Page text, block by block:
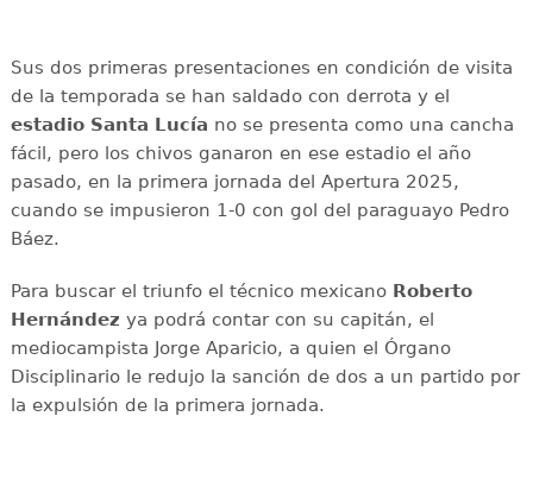
Sus dos primeras presentaciones en condición de visita
de la temporada se han saldado con derrota y el
estadio Santa Lucía no se presenta como una cancha
fácil, pero los chivos ganaron en ese estadio el año
pasado, en la primera jornada del Apertura 2025,
cuando se impusieron 1-0 con gol del paraguayo Pedro
Báez.
Para buscar el triunfo el técnico mexicano Roberto
Hernández ya podrá contar con su capitán, el
mediocampista Jorge Aparicio, a quien el Órgano
Disciplinario le redujo la sanción de dos a un partido por
la expulsión de la primera jornada.